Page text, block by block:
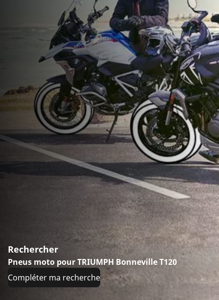
Rechercher
Pneus moto pour TRIUMPH Bonneville T120
Compléter ma recherche